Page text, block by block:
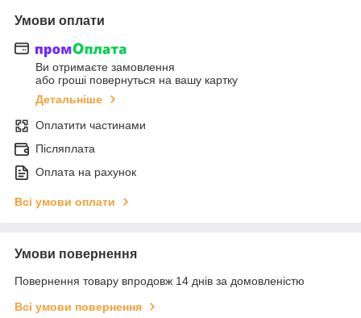
Умови оплати
Ви отримаєте замовлення
або гроші повернуться на вашу картку
Детальніше
Оплатити частинами
Післяплата
Оплата на рахунок
Всі умови оплати
Умови повернення
Повернення товару впродовж 14 днів за домовленістю
Всі умови повернення